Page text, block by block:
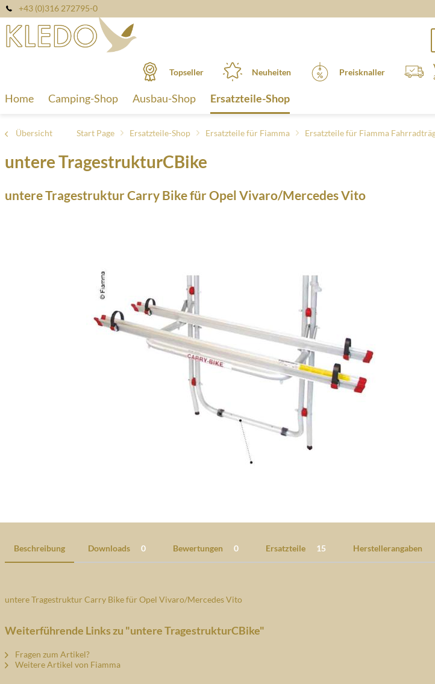
+43 (0)316 272795-0
Topseller Neuheiten Preisknaller
Home Camping-Shop Ausbau-Shop Ersatzteile-Shop
Übersicht Start Page Ersatzteile-Shop Ersatzteile für Fiamma Ersatzteile für Fiamma
untere TragestrukturCBike
untere Tragestruktur Carry Bike für Opel Vivaro/Mercedes Vito
Beschreibung Downloads 0 Bewertungen 0 Ersatzteile 15 Herstellerangaben
untere Tragestruktur Carry Bike für Opel Vivaro/Mercedes Vito
Weiterführende Links zu "untere TragestrukturCBike"
Fragen zum Artikel?
Weitere Artikel von Fiamma